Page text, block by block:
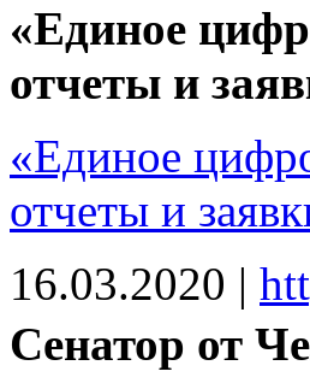
«Единое
отчеты и
«Единое
отчеты и
16.03.2020 |
Сенатор от